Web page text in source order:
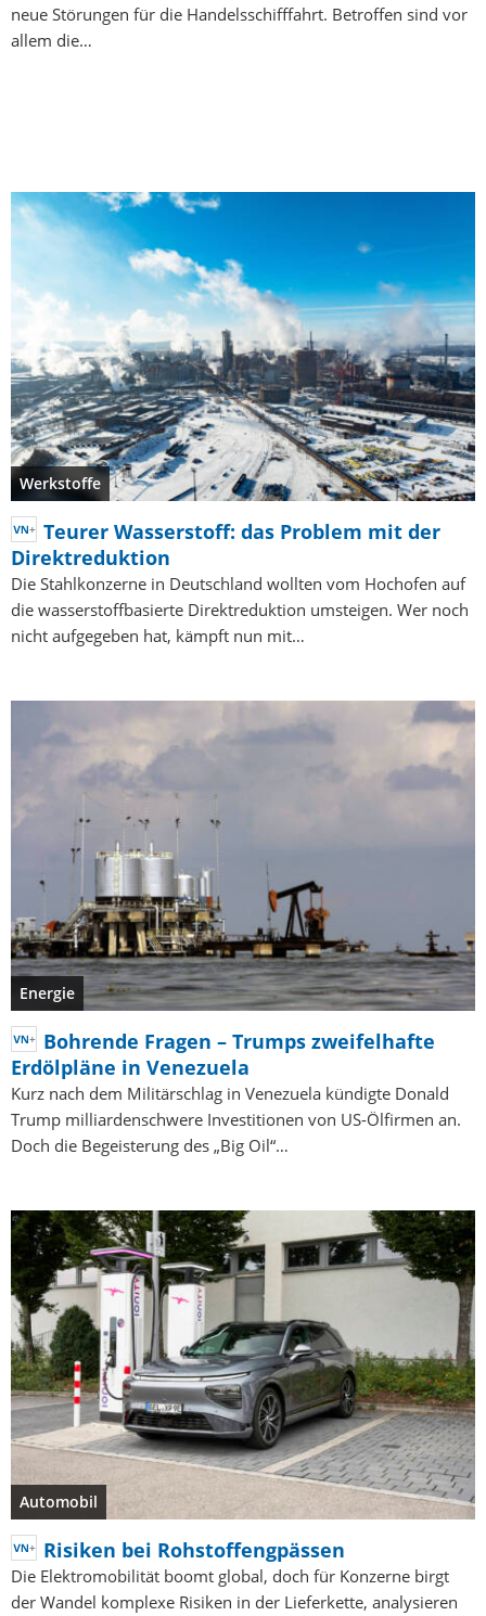
neue Störungen für die Handelsschifffahrt. Betroffen sind vor
allem die…
Werkstoffe
Teurer Wasserstoff: das Problem mit der
Direktreduktion
Die Stahlkonzerne in Deutschland wollten vom Hochofen auf
die wasserstoffbasierte Direktreduktion umsteigen. Wer noch
nicht aufgegeben hat, kämpft nun mit…
Energie
Bohrende Fragen – Trumps zweifelhafte
Erdölpläne in Venezuela
Kurz nach dem Militärschlag in Venezuela kündigte Donald
Trump milliardenschwere Investitionen von US-Ölfirmen an.
Doch die Begeisterung des „Big Oil“…
Automobil
Risiken bei Rohstoffengpässen
Die Elektromobilität boomt global, doch für Konzerne birgt
der Wandel komplexe Risiken in der Lieferkette, analysieren